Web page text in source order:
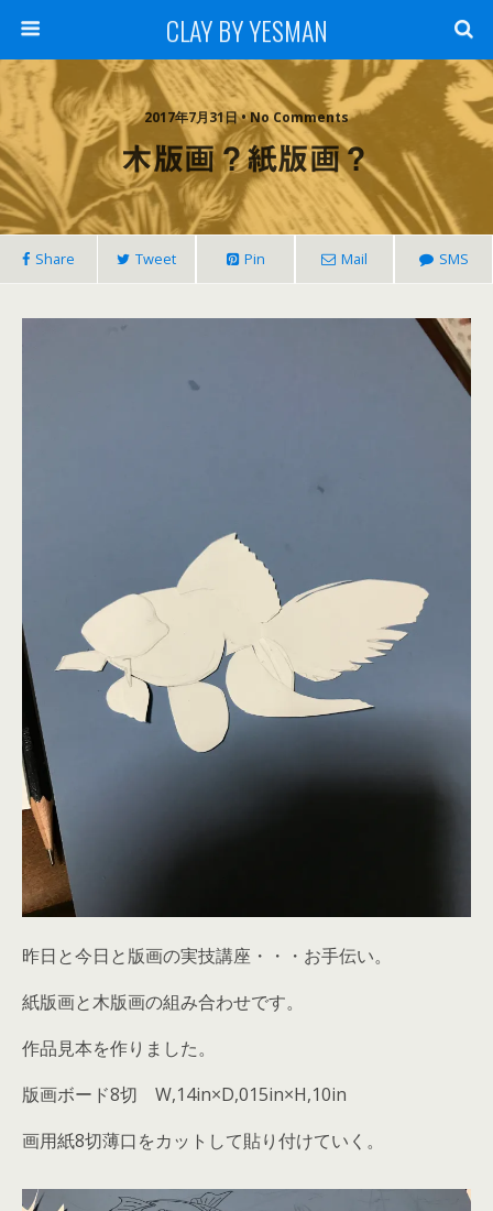
CLAY BY YESMAN
2017年7月31日 • No Comments
木版画？紙版画？
Share Tweet Pin Mail SMS
昨日と今日と版画の実技講座・・・お手伝い。
紙版画と木版画の組み合わせです。
作品見本を作りました。
版画ボード8切 W,14in×D,015in×H,10in
画用紙8切薄口をカットして貼り付けていく。